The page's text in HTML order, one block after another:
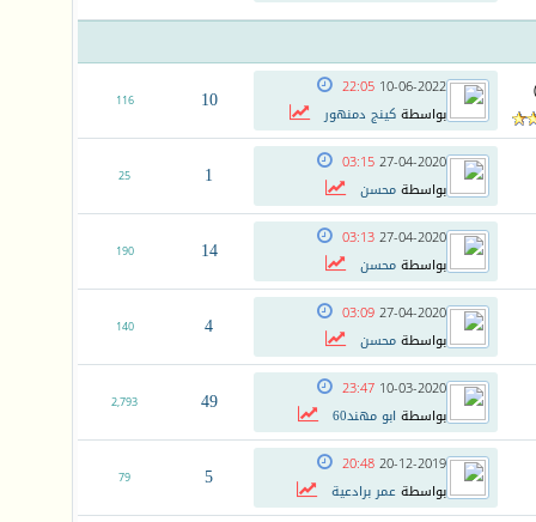
)
10-06-2022
22:05
بواسطةكينج دمنهور 10
116
27-04-2020
03:15
بواسطةمحسن 1
25
27-04-2020
03:13
بواسطةمحسن 14
190
27-04-2020
03:09
بواسطةمحسن 4
140
10-03-2020
23:47
بواسطة ابو مهند60 49
2,793
20-12-2019
20:48
بواسطةعمر برادعية 5
79